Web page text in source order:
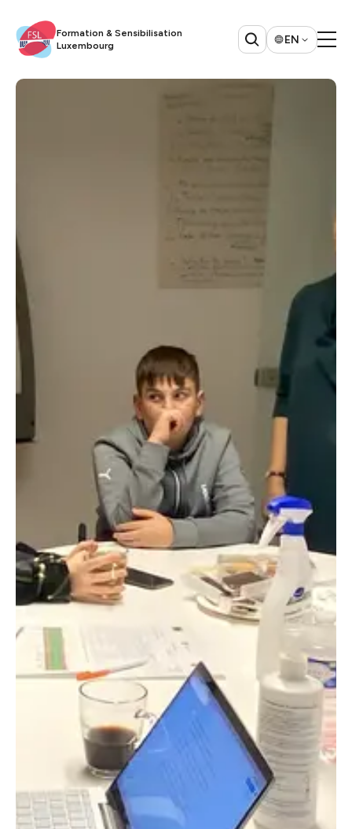
Formation & Sensibilisation
Luxembourg​​​​‌ ‍ ​‍​‍‌‍ ‌ ​‍‌‍‍‌‌‍‌ ‌‍‍‌‌‍ ‍​‍​‍​ ‍‍​‍​‍‌ ​ ‌‍​‌‌‍ ‍‌‍‍‌‌ ‌​‌ ‍‌​‍ ‍‌‍‍‌‌‍ ​‍​‍​‍ ​​‍​‍‌‍‍​‌ ​‍‌‍‌‌‌‍‌‍​‍​‍​ ‍‍​‍​‍​‍ ‌ ​ ‌ ‌​‌ ‌‌‌‍‌​‌‍‍‌‌‍ ​‍ ‌‍‍‌‌‍ ‍‌ ‌​‌‍‌‌‌‍ ‍‌ ‌​​‍ ‌‍‌‌‌‍‌​‌‍‍‌‌ ‌​​‍ ‌‍ ‌‌‍ ‌‍‌​‌‍‌‌​ ‌‌ ​​‌ ​‍‌‍‌‌‌ ​ ‌‍‌‌‌‍ ‍‌ ‌​‌‍​‌‌ ‌​‌‍‍‌‌‍ ‌‍ ‍​ ‍ ‌‍‍‌‌‍‌​​ ‌‌ ​ ‌‍‍‌‌ ‌​‌‍‌‌‌‌​ ‌‍‌‌‌ ‌​‌ ‌​‌‍‍‌‌‍ ‍‌‍‌ ‌ ​ ​ ‍ ‌ ‌​‌ ‍‌‌ ​​‌‍‌‌​ ‌‌ ​ ‌‍‍‌‌ ‌​‌‍‌‌‌‌​ ‌‍‌‌‌ ‌​‌ ‌​‌‍‍‌‌‍ ‍‌‍‌ ‌ ​ ​ ‍ ‌ ​​‌‍​‌‌ ‌​‌‍‍​​ ‌‌‍​‍‌ ​‍‌‍​‌‌‍ ‍‌‍‌​‌‍‍‌‌‍ ‍‌‍‌ ​‍ ‍‌‍​‍‌ ​‍‌‍​‌‌‍ ‍‌‍‌​‌​ ‍‌‍​‌‌‍ ‌‌‍‌‌​ ‌‍​‍‌‍​‌‌ ​ ‌‍‌‌‌‌‌‌‌ ​‍‌‍ ​​ ‌​‍‌‌​ ​‍‌​‌‍‌ ​ ‌ ‌​‌ ‌‌‌‍‌​‌‍‍‌‌‍ ​‍‌‍‌‍‍‌‌‍‌​​ ‌‌ ​ ‌‍‍‌‌ ‌​‌‍‌‌‌‌​ ‌‍‌‌‌ ‌​‌ ‌​‌‍‍‌‌‍ ‍‌‍‌ ‌ ​ ​‍‌‍‌ ‌​‌ ‍‌‌ ​​‌‍‌‌​ ‌‌ ​ ‌‍‍‌‌ ‌​‌‍‌‌‌‌​ ‌‍‌‌‌ ‌​‌ ‌​‌‍‍‌‌‍ ‍‌‍‌ ‌ ​ ​‍‌‍‌ ​​‌‍​‌‌ ‌​‌‍‍​​ ‌‌‍​‍‌ ​‍‌‍​‌‌‍ ‍‌‍‌​‌‍‍‌‌‍ ‍‌‍‌ ​‍ ‍‌‍​‍‌ ​‍‌‍​‌‌‍ ‍‌‍‌​‌​ ‍‌‍​‌‌‍ ‌‌‍‌‌​‍‌‍‌ ​​‌‍‌‌‌ ​‍‌ ​ ‌ ​​‌‍‌‌‌‍​ ‌ ‌​‌‍‍‌‌ ‌‍‌‍‌‌​ ‌‌ ​​‌ ‌‌‌‍​‍‌‍ ​‌‍‍‌‌ ​ ‌‍‍​‌‍‌‌‌‍‌​​‍​‍‌ ‌
EN